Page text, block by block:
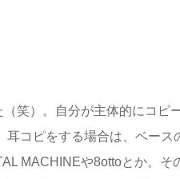
笑）。自分が主体的にコピ
コピをする場合は、ベー
MACHINEや8ottoとか。